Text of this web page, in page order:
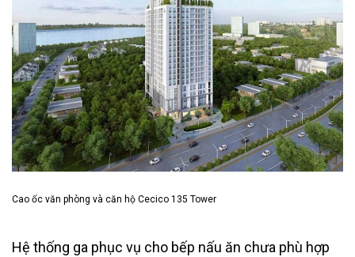
Cao ốc văn phòng và căn hộ Cecico 135 Tower
Hệ thống ga phục vụ cho bếp nấu ăn chưa phù hợp